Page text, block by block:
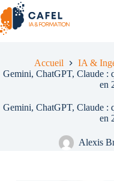
Passer
au
contenu
Accueil
IA &
Gemini, ChatGPT, Claude :
en
Gemini, ChatGPT, Claude :
en
Alexis